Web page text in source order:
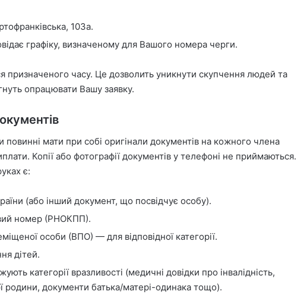
103а.
графіку, визначеному для Вашого номера черги.
призначеного часу. Це дозволить уникнути скупчення людей та
опрацювати Вашу заявку.
мати при собі оригінали документів на кожного члена
Копії або фотографії документів у телефоні не приймаються.
є:
(або інший документ, що посвідчує особу).
номер (РНОКПП).
особи (ВПО) — для відповідної категорії.
дітей.
категорії вразливості (медичні довідки про інвалідність,
родини, документи батька/матері-одинака тощо).